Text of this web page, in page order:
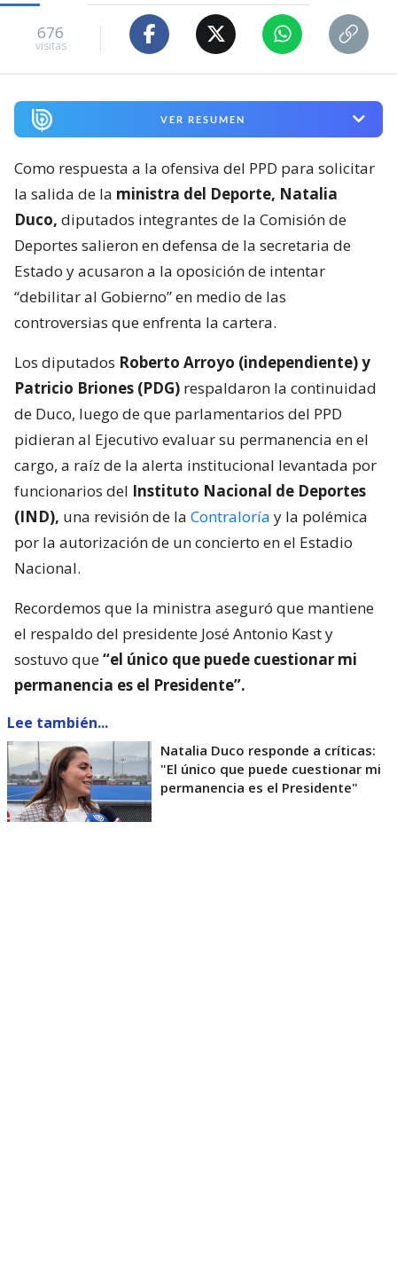
676
visitas
VER RESUMEN
Como respuesta a la ofensiva del PPD para solicitar
la salida de la ministra del Deporte, Natalia
Duco, diputados integrantes de la Comisión de
Deportes salieron en defensa de la secretaria de
Estado y acusaron a la oposición de intentar
“debilitar al Gobierno” en medio de las
controversias que enfrenta la cartera.
Los diputados Roberto Arroyo (independiente) y
Patricio Briones (PDG) respaldaron la continuidad
de Duco, luego de que parlamentarios del PPD
pidieran al Ejecutivo evaluar su permanencia en el
cargo, a raíz de la alerta institucional levantada por
funcionarios del Instituto Nacional de Deportes
(IND), una revisión de la Contraloría y la polémica
por la autorización de un concierto en el Estadio
Nacional.
Recordemos que la ministra aseguró que mantiene
el respaldo del presidente José Antonio Kast y
sostuvo que“el único que puede cuestionar mi
permanencia es el Presidente”.
Lee también...
Natalia Duco responde a críticas:
"El único que puede cuestionar mi
permanencia es el Presidente"